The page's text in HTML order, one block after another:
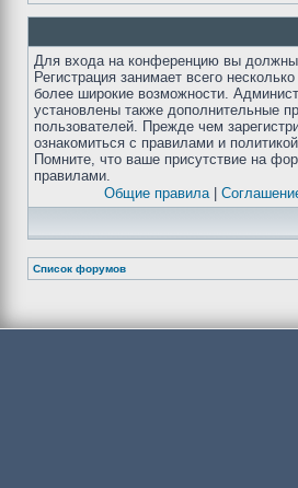
Для входа на конференцию вы должны
Регистрация занимает всего
более широкие возможности.
установлены также дополнительные
пользователей. Прежде чем
ознакомиться с правилами и
Помните, что ваше присутствие на
правилами.
Общие правила|
Список форумов